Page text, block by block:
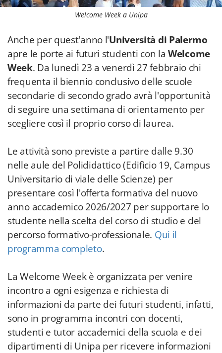
Welcome Week a Unipa
Anche per quest'anno l'Università di Palermo
apre le porte ai futuri studenti con laWelcome
Week. Da lunedì 23 a venerdì 27 febbraio chi
frequenta il biennio conclusivo delle scuole
secondarie di secondo grado avrà l'opportunità
di seguire una settimana di orientamento per
scegliere così il proprio corso di laurea.
Le attività sono previste a partire dalle 9.30
nelle aule del Polididattico (Edificio 19, Campus
Universitario di viale delle Scienze) per
presentare così l'offerta formativa del nuovo
anno accademico 2026/2027 per supportare lo
studente nella scelta del corso di studio e del
percorso formativo-professionale. Qui il
programma completo.
La Welcome Week è organizzata per venire
incontro a ogni esigenza e richiesta di
informazioni da parte dei futuri studenti, infatti,
sono in programma incontri con docenti,
studenti e tutor accademici della scuola e dei
dipartimenti di Unipa per ricevere informazioni